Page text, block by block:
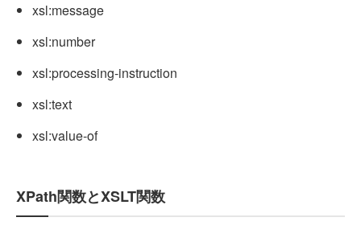
xsl:message
xsl:number
xsl:processing-instruction
xsl:text
xsl:value-of
XPath関数とXSLT関数